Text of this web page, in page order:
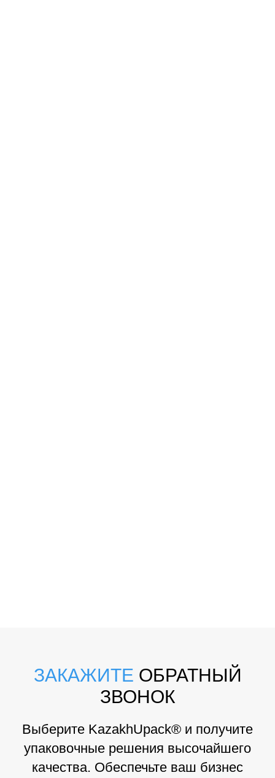
ЗАКАЖИТЕ ОБРАТНЫЙ
ЗВОНОК
Выберите KazakhUpack® и получите
упаковочные решения высочайшего
качества. Обеспечьте ваш бизнес